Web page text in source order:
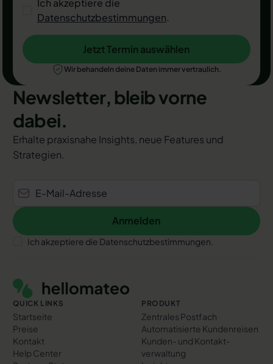
Ich akzeptiere die
Datenschutzbestimmungen.
Jetzt Termin auswählen
Jetzt Termin auswählen
Wir behandeln deine Daten immer vertraulich.
Newsletter, bleib vorne
dabei.
Erhalte praxisnahe Insights, neue Features und
Strategien.
Anmelden
Anmelden
Ich akzeptiere die Datenschutzbestimmungen.
QUICK LINKS
Startseite
Preise
Kontakt
Help Center
PRODUKT
Zentrales Postfach
Automatisierte Kundenreisen
Kunden- und Kontakt­
verwaltung